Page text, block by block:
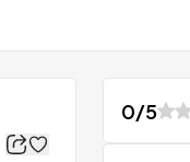
0/5